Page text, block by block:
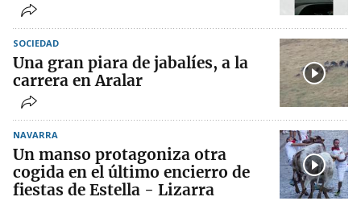
SOCIEDAD
Una gran piara de jabalíes, a la
carrera en Aralar
NAVARRA
Un manso protagoniza otra
cogida en el último encierro de
fiestas de Estella - Lizarra